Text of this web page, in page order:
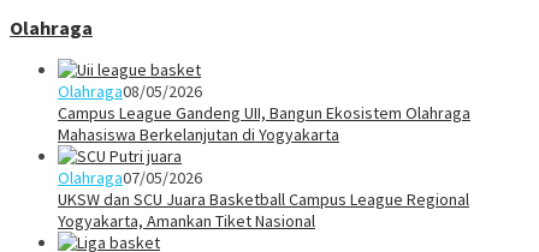
Olahraga
Olahraga08/05/2026
Campus League Gandeng UII, Bangun Ekosistem Olahraga
Mahasiswa Berkelanjutan di Yogyakarta
Olahraga07/05/2026
UKSW dan SCU Juara Basketball Campus League Regional
Yogyakarta, Amankan Tiket Nasional